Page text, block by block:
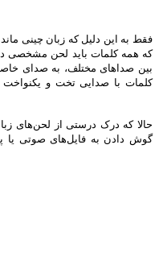
فقط به این دلیل که زبان چینی
که همه کلمات باید لحن مشخصی
بین صداهای مختلف، به صدای
کلمات با صدایی تخت و
حالا که درک درستی از لحن‌های
گوش دادن به فایل‌های صوتی یا